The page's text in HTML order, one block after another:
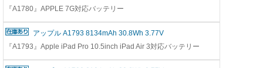
『A1780』APPLE 7G対応バッテリー
アップル A1793 8134mAh 30.8Wh 3.77V
『A1793』Apple iPad Pro 10.5inch iPad Air 3対応バッテリー